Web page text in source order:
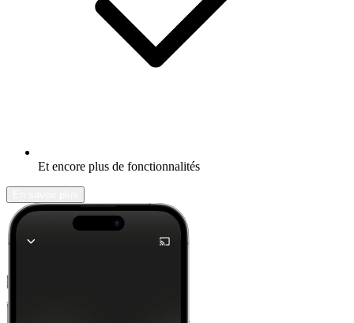
Et encore plus de fonctionnalités